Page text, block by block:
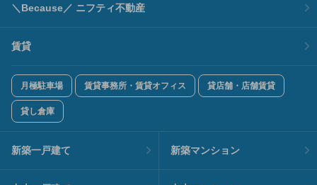
＼Because／ ニフティ不動産
賃貸
月極駐車場 賃貸事務所・賃貸オフィス 貸店舗・店舗賃貸
貸し倉庫
新築一戸建て 新築マンション